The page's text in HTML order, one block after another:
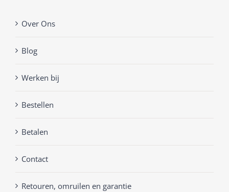
Over Ons
Blog
Werken bij
Bestellen
Betalen
Contact
Retouren, omruilen en garantie